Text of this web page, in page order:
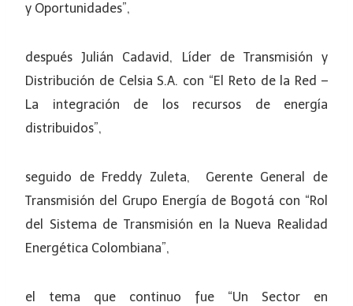
y Oportunidades”,
después Julián Cadavid, Líder de Transmisión y
Distribución de Celsia S.A. con “El Reto de la Red –
La integración de los recursos de energía
distribuidos”,
seguido de Freddy Zuleta, Gerente General de
Transmisión del Grupo Energía de Bogotá con “Rol
del Sistema de Transmisión en la Nueva Realidad
Energética Colombiana”,
el tema que continuo fue “Un Sector en